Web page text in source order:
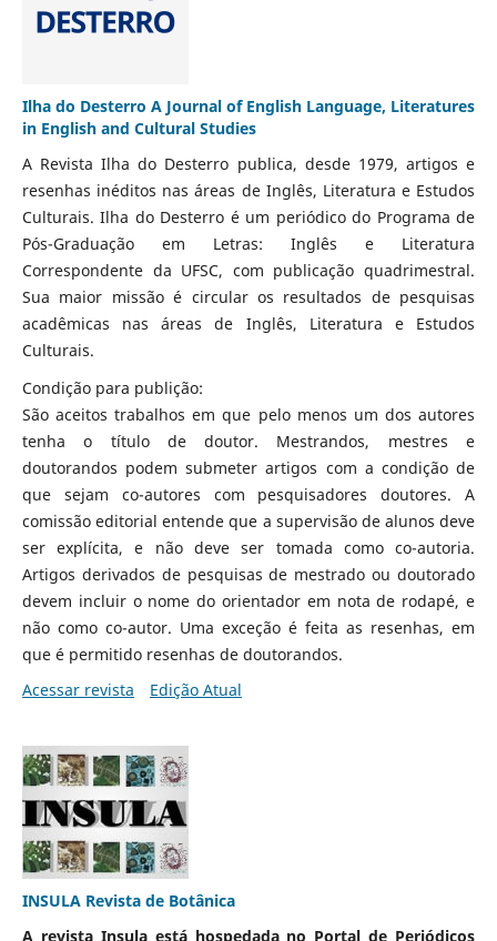
Ilha do Desterro A Journal of English Language, Literatures
in English and Cultural Studies
A Revista Ilha do Desterro publica, desde 1979, artigos e
resenhas inéditos nas áreas de Inglês, Literatura e Estudos
Culturais. Ilha do Desterro é um periódico do Programa de
Pós-Graduação em Letras: Inglês e Literatura
Correspondente da UFSC, com publicação quadrimestral.
Sua maior missão é circular os resultados de pesquisas
acadêmicas nas áreas de Inglês, Literatura e Estudos
Culturais.
Condição para publição:
São aceitos trabalhos em que pelo menos um dos autores
tenha o título de doutor. Mestrandos, mestres e
doutorandos podem submeter artigos com a condição de
que sejam co-autores com pesquisadores doutores. A
comissão editorial entende que a supervisão de alunos deve
ser explícita, e não deve ser tomada como co-autoria.
Artigos derivados de pesquisas de mestrado ou doutorado
devem incluir o nome do orientador em nota de rodapé, e
não como co-autor. Uma exceção é feita as resenhas, em
que é permitido resenhas de doutorandos.
Acessar revista
Edição Atual
INSULA Revista de Botânica
A revista Insula está hospedada no Portal de Periódicos